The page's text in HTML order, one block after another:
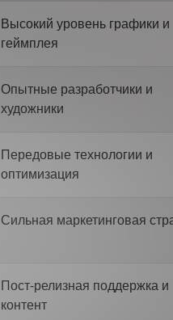
Высокий уровень графики и
геймплея
Опытные разработчики и
художники
Передовые технологии и
оптимизация
Сильная маркетинговая
Пост-релизная поддержка и
контент